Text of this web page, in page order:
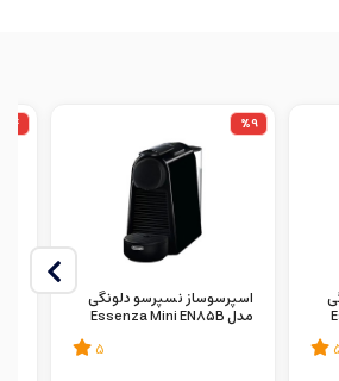
%9
اسپرسوساز نسپرسو دلونگی
مدل Essenza Mini EN85B
5
%4